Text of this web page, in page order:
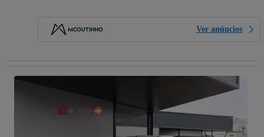
Ver anúncios